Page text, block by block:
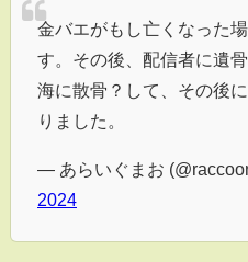
金バエがもし亡くなった
す。その後、配信者に遺
海に散骨？して、その後
りました。
— あらいぐまお
2024